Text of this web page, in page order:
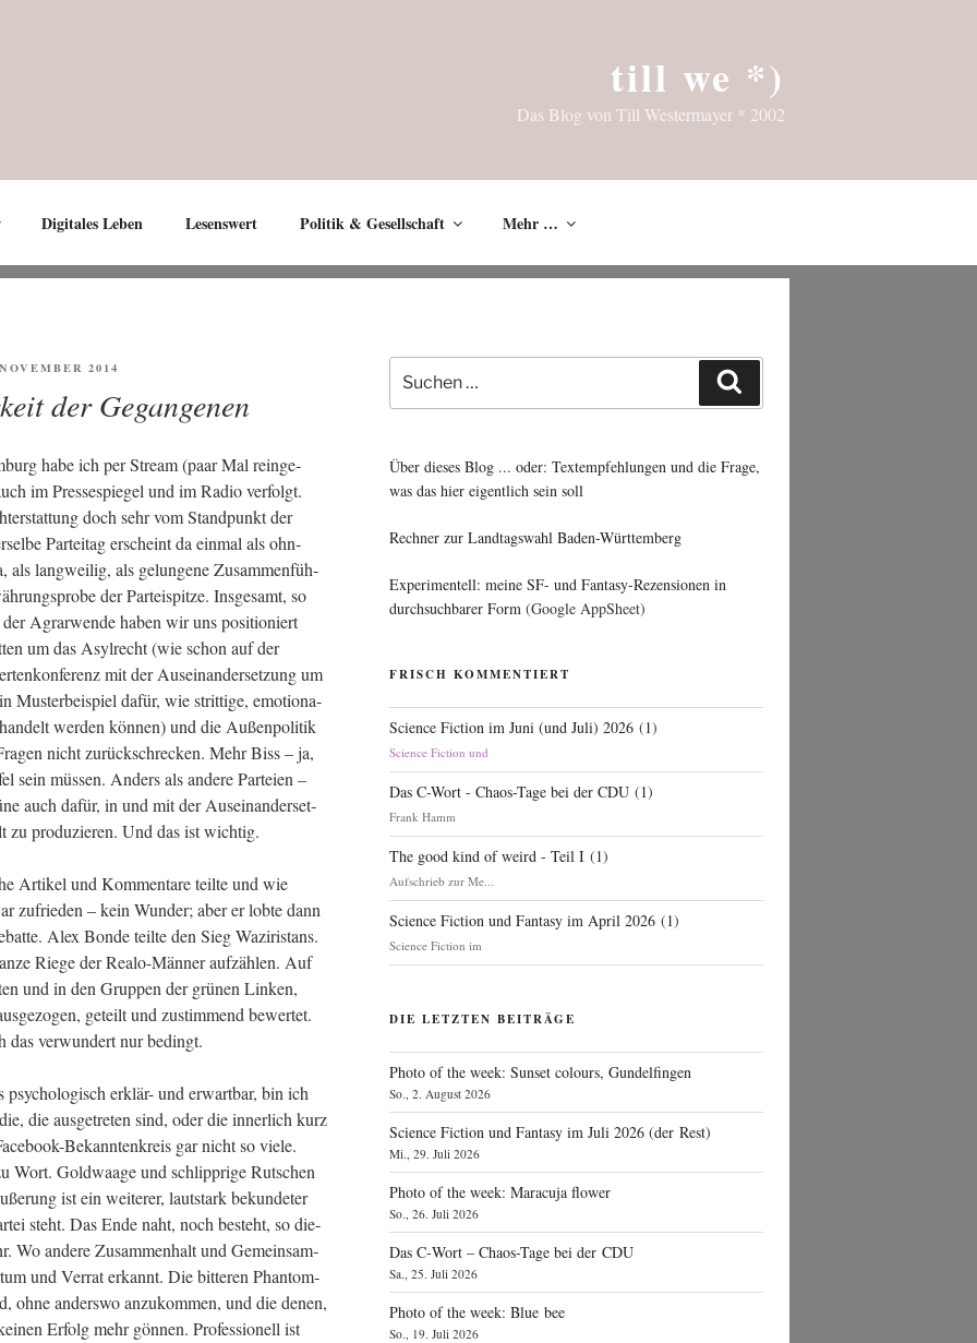
till we *)
Das Blog von Till Westermayer * 2002
Digitales Leben Lesenswert Politik & Gesellschaft Mehr …
2014
der Gegangenen
habe ich per Stream (paar Mal rein­ge­
im Pres­se­spie­gel und im Radio ver­folgt.
doch sehr vom Stand­punkt der
Par­tei­tag erscheint da ein­mal als ohn­
als lang­wei­lig, als gelun­ge­ne Zusam­men­füh­
der Par­tei­spit­ze. Ins­ge­samt, so
Agrar­wen­de haben wir uns posi­tio­niert
um das Asyl­recht (wie schon auf der
mit der Aus­ein­an­der­set­zung um
Mus­ter­bei­spiel dafür, wie strit­ti­ge, emo­tio­na­
wer­den kön­nen) und die Außen­po­li­tik
nicht zurück­schre­cken. Mehr Biss – ja,
sein müs­sen. Anders als ande­re Par­tei­en –
auch dafür, in und mit der Aus­ein­an­der­set­
zu pro­du­zie­ren. Und das ist wichtig.
Arti­kel und Kom­men­ta­re teil­te und wie
zufrie­den – kein Wun­der; aber er lob­te dann
Alex Bonde teil­te den Sieg Wazi­ristans.
Rie­ge der Rea­lo-Män­ner auf­zäh­len. Auf
und in den Grup­pen der grü­nen Lin­ken,
geteilt und zustim­mend bewer­tet.
das ver­wun­dert nur bedingt.
erklär- und erwart­bar, bin ich
die aus­ge­tre­ten sind, oder die inner­lich kurz
Bekann­ten­kreis gar nicht so vie­le.
Wort. Gold­waa­ge und schlipp­ri­ge Rut­schen
ist ein wei­te­rer, laut­stark bekun­de­ter
steht. Das Ende naht, noch besteht, so die­
Wo ande­re Zusam­men­halt und Gemein­sam­
und Ver­rat erkannt. Die bit­te­ren Phan­tom­
ohne anders­wo anzu­kom­men, und die denen,
Erfolg mehr gön­nen. Pro­fes­sio­nell ist
Suche
nach:
Über dieses Blog ... oder: Textempfehlungen und die Frage,
was das hier eigentlich sein soll
Rechner zur Landtagswahl Baden-Württemberg
Experimentell: meine SF- und Fantasy-Rezensionen in
durchsuchbarer Form (Google AppSheet)
FRISCH KOMMENTIERT
Science Fiction im Juni (und Juli) 2026 (1)
Science Fiction und
Das C-Wort - Chaos-Tage bei der CDU (1)
Frank Hamm
The good kind of weird - Teil I (1)
Aufschrieb zur Me...
Science Fiction und Fantasy im April 2026 (1)
Science Fiction im
DIE LETZTEN BEITRÄGE
Photo of the week: Sunset colours, Gundelfingen
So., 2. August 2026
Science Fiction und Fantasy im Juli 2026 (der Rest)
Mi., 29. Juli 2026
Photo of the week: Maracuja flower
So., 26. Juli 2026
Das C‑Wort – Chaos-Tage bei der CDU
Sa., 25. Juli 2026
Photo of the week: Blue bee
So., 19. Juli 2026